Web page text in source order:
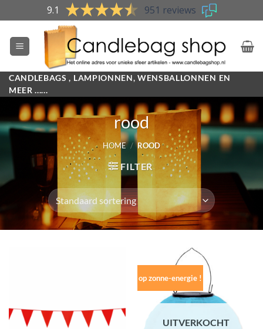
to
content
9.1 951 reviews
CANDLEBAGS , LAMPIONNEN, WENSBALLONNEN EN
MEER ......
rood
HOME / ROOD
FILTER
op zonne-energie !
UITVERKOCHT